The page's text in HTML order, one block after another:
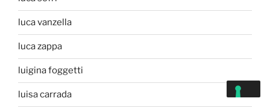
luca vanzella
luca zappa
luigina foggetti
luisa carrada